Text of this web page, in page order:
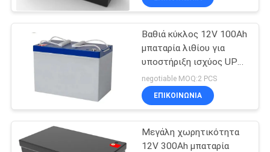
Βαθιά κύκλος 12V 100Ah
μπαταρία λιθίου για
υποστήριξη ισχύος UPS
και αποθήκευση
ενέργειας
negotiable MOQ:2 PCS
ΕΠΙΚΟΙΝΩΝΙΑ
Μεγάλη χωρητικότητα
12V 300Ah μπαταρία